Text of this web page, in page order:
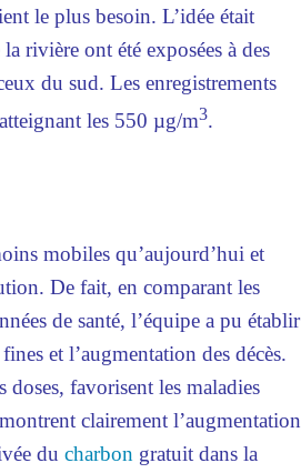
le plus besoin. L’idée était
rivière ont été exposées à des
du sud. Les enregistrements
les 550 µg/m3.
mobiles qu’aujourd’hui et
De fait, en comparant les
de santé, l’équipe a pu établir
et l’augmentation des décès.
doses, favorisent les maladies
clairement l’augmentation
du charbon gratuit dans la